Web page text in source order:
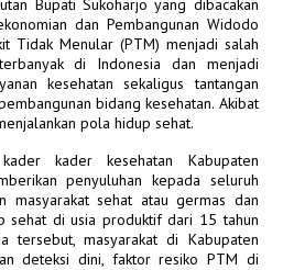
Bupati Sukoharjo yang dibacakan
dan Pembangunan Widodo
Tidak Menular (PTM) menjadi salah
di Indonesia dan menjadi
kesehatan sekaligus tantangan
bidang kesehatan. Akibat
pola hidup sehat.
kader kesehatan Kabupaten
penyuluhan kepada seluruh
masyarakat sehat atau germas dan
sehat di usia produktif dari 15 tahun
tersebut, masyarakat di Kabupaten
deteksi dini, faktor resiko PTM di